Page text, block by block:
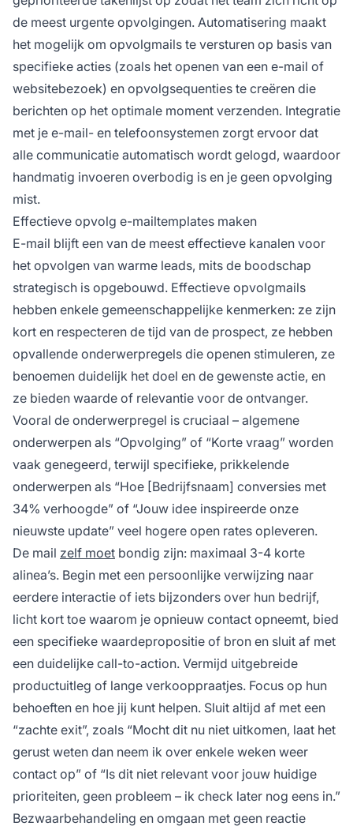
de meest urgente opvolgingen. Automatisering maakt
het mogelijk om opvolgmails te versturen op basis van
specifieke acties (zoals het openen van een e-mail of
websitebezoek) en opvolgsequenties te creëren die
berichten op het optimale moment verzenden. Integratie
met je e-mail- en telefoonsystemen zorgt ervoor dat
alle communicatie automatisch wordt gelogd, waardoor
handmatig invoeren overbodig is en je geen opvolging
mist.
Effectieve opvolg e-mailtemplates maken
E-mail blijft een van de meest effectieve kanalen voor
het opvolgen van warme leads, mits de boodschap
strategisch is opgebouwd. Effectieve opvolgmails
hebben enkele gemeenschappelijke kenmerken: ze zijn
kort en respecteren de tijd van de prospect, ze hebben
opvallende onderwerpregels die openen stimuleren, ze
benoemen duidelijk het doel en de gewenste actie, en
ze bieden waarde of relevantie voor de ontvanger.
Vooral de onderwerpregel is cruciaal – algemene
onderwerpen als “Opvolging” of “Korte vraag” worden
vaak genegeerd, terwijl specifieke, prikkelende
onderwerpen als “Hoe [Bedrijfsnaam] conversies met
34% verhoogde” of “Jouw idee inspireerde onze
nieuwste update” veel hogere open rates opleveren.
De mail zelf moet bondig zijn: maximaal 3-4 korte
alinea’s. Begin met een persoonlijke verwijzing naar
eerdere interactie of iets bijzonders over hun bedrijf,
licht kort toe waarom je opnieuw contact opneemt, bied
een specifieke waardepropositie of bron en sluit af met
een duidelijke call-to-action. Vermijd uitgebreide
productuitleg of lange verkooppraatjes. Focus op hun
behoeften en hoe jij kunt helpen. Sluit altijd af met een
“zachte exit”, zoals “Mocht dit nu niet uitkomen, laat het
gerust weten dan neem ik over enkele weken weer
contact op” of “Is dit niet relevant voor jouw huidige
prioriteiten, geen probleem – ik check later nog eens in.”
Bezwaarbehandeling en omgaan met geen reactie